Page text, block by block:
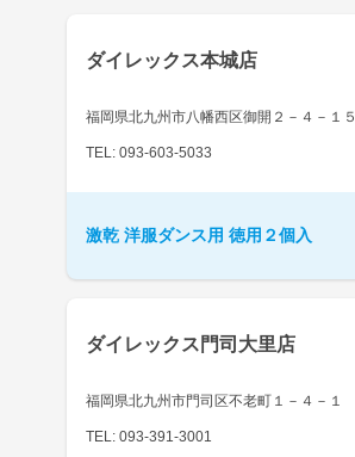
ダイレックス本城店
福岡県北九州市八幡西区御開２－４－１５
TEL: 093-603-5033
激乾 洋服ダンス用 徳用２個入
ダイレックス門司大里店
福岡県北九州市門司区不老町１－４－１
TEL: 093-391-3001